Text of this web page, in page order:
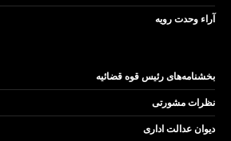
آراء وحدت رویه
بخشنامه‌های رئیس قوه قضائیه
نظرات مشورتی
دیوان عدالت اداری